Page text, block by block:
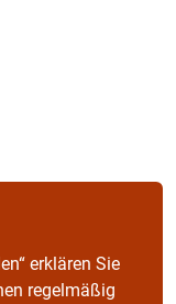
erklären Sie
regelmäßig